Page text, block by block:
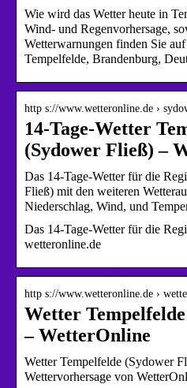
Wie wird das Wetter heute in
Wind- und Regenvorhersage,
Wetterwarnungen finden Sie
Tempelfelde, Brandenburg,
http s://www.wetteronline.de ›
14-Tage-Wetter
(Sydower Fließ) –
Das 14-Tage-Wetter für die
Fließ) mit den weiteren
Niederschlag, Wind, und
Das 14-Tage-Wetter für die
wetteronline.de
http s://www.wetteronline.de ›
Wetter
– WetterOnline
Wetter Tempelfelde (Sydower
Wettervorhersage von